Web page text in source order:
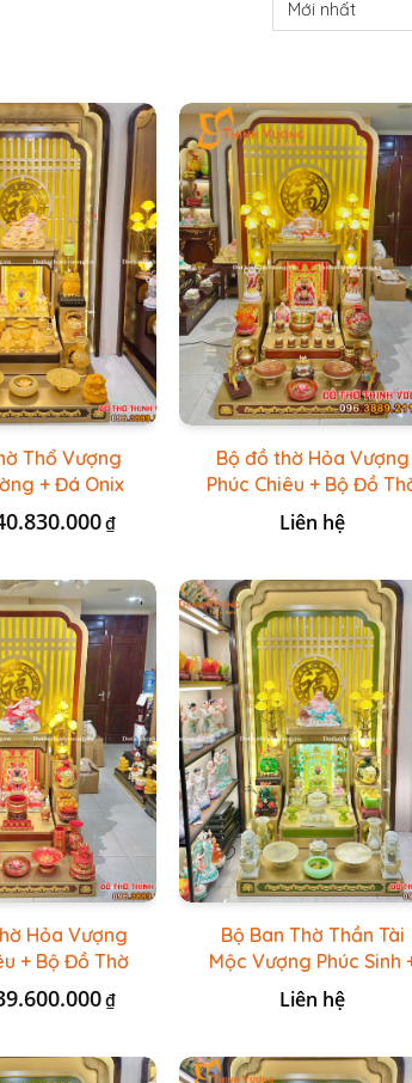
Thổ Vượng
+ Đá Onix
Vàng
₫
Bộ đồ thờ Hỏa Vượng
Phúc Chiêu + Bộ Đồ
Đá Đỏ Bọc Đồng Cao
cấp
Liên hệ
Hỏa Vượng
+ Bộ Đồ Thờ
Gấm Đỏ
₫
Bộ Ban Thờ Thần Tài
Mộc Vượng Phúc Sinh
Bộ Đồ Thờ Đá Ngọc
Hoàng Long
Liên hệ